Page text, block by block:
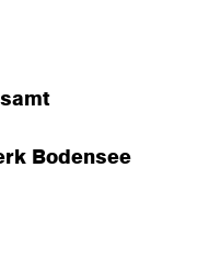
Bodensee